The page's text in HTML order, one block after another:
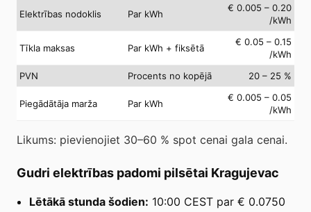
Elektrības nodoklis Par kWh
€ 0.005 – 0.20
/kWh
Tīkla maksas Par kWh + fiksētā
€ 0.05 – 0.15
/kWh
PVN
Procents no kopējā 20 – 25 %
Piegādātāja marža Par kWh
€ 0.005 – 0.05
/kWh
Likums: pievienojiet 30–60 % spot cenai gala cenai.
Gudri elektrības padomi pilsētai Kragujevac
Lētākā stunda šodien: 10:00 CEST par € 0.0750